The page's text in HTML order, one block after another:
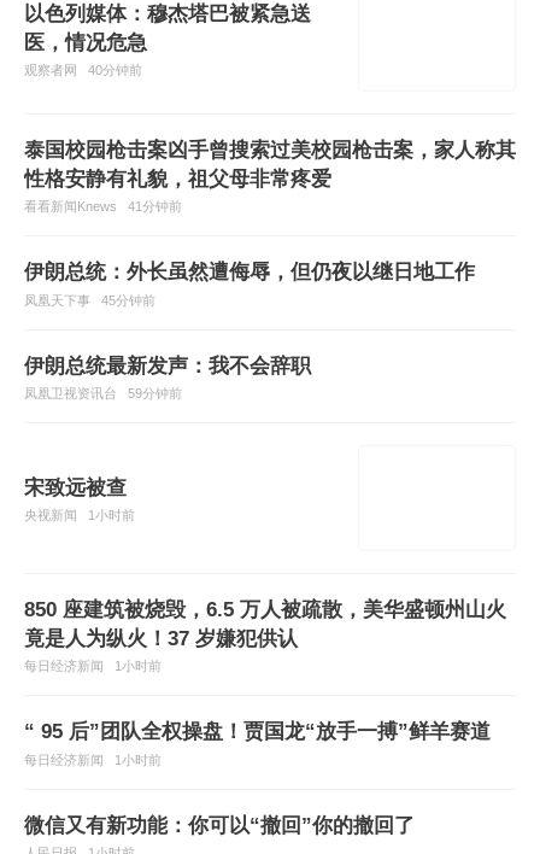
以色列媒体：穆杰塔巴被紧急送
医，情况危急
观察者网 40分钟前
泰国校园枪击案凶手曾搜索过美校园枪击案，家人称其
性格安静有礼貌，祖父母非常疼爱
看看新闻Knews 41分钟前
伊朗总统：外长虽然遭侮辱，但仍夜以继日地工作
凤凰天下事 45分钟前
伊朗总统最新发声：我不会辞职
凤凰卫视资讯台 59分钟前
宋致远被查
央视新闻 1小时前
850 座建筑被烧毁，6.5 万人被疏散，美华盛顿州山火
竟是人为纵火！37 岁嫌犯供认
每日经济新闻 1小时前
“ 95 后”团队全权操盘！贾国龙“放手一搏”鲜羊赛道
每日经济新闻 1小时前
微信又有新功能：你可以“撤回”你的撤回了